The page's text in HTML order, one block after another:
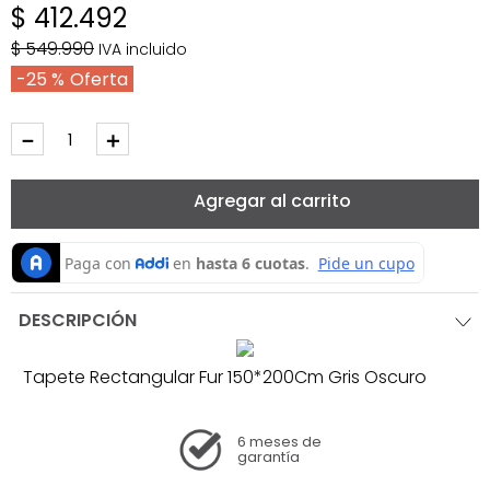
$ 412.492
$549.990 IVA incluido
25 %
＋
－
Agregar al carrito
DESCRIPCIÓN
Tapete Rectangular Fur 150*200Cm Gris Oscuro
6 meses de
garantía